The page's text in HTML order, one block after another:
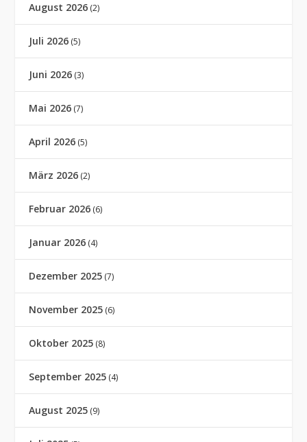
August 2026 (2)
Juli 2026 (5)
Juni 2026 (3)
Mai 2026 (7)
April 2026 (5)
März 2026 (2)
Februar 2026 (6)
Januar 2026 (4)
Dezember 2025 (7)
November 2025 (6)
Oktober 2025 (8)
September 2025 (4)
August 2025 (9)